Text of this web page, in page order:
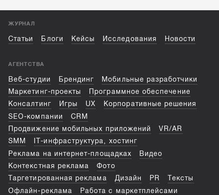
ЖУРНАЛ
Статьи Блоги Кейсы Исследования Новости
АГЕНТСТВА
Веб-студии Брендинг
Мобильные разработчики
Маркетинг-проекты
Программное обеспечение
Консалтинг
Игры UX
Корпоративные решения
SEO-компании
CRM
Продвижение мобильных приложений
VR/AR
SMM
IT-инфраструктура, хостинг
Реклама на интернет-площадках
Видео
Контекстная реклама
Фото
Таргетированная реклама
Дизайн PR
Тексты
Офлайн-реклама
Работа с маркетплейсами